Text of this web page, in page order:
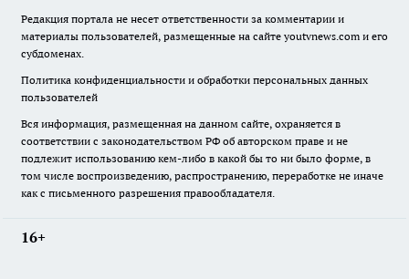
Редакция портала не несет ответственности за комментарии и
материалы пользователей, размещенные на сайте youtvnews.com и его
субдоменах.
Политика конфиденциальности и обработки персональных данных
пользователей
Вся информация, размещенная на данном сайте, охраняется в
соответствии с законодательством РФ об авторском праве и не
подлежит использованию кем-либо в какой бы то ни было форме, в
том числе воспроизведению, распространению, переработке не иначе
как с письменного разрешения правообладателя.
16+